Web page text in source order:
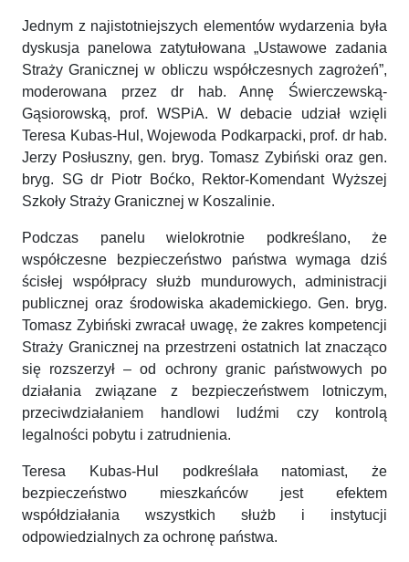
Jednym z najistotniejszych elementów wydarzenia była
dyskusja panelowa zatytułowana „Ustawowe zadania
Straży Granicznej w obliczu współczesnych zagrożeń”,
moderowana przez dr hab. Annę Świerczewską-
Gąsiorowską, prof. WSPiA. W debacie udział wzięli
Teresa Kubas-Hul, Wojewoda Podkarpacki, prof. dr hab.
Jerzy Posłuszny, gen. bryg. Tomasz Zybiński oraz gen.
bryg. SG dr Piotr Boćko, Rektor-Komendant Wyższej
Szkoły Straży Granicznej w Koszalinie.
Podczas panelu wielokrotnie podkreślano, że
współczesne bezpieczeństwo państwa wymaga dziś
ścisłej współpracy służb mundurowych, administracji
publicznej oraz środowiska akademickiego. Gen. bryg.
Tomasz Zybiński zwracał uwagę, że zakres kompetencji
Straży Granicznej na przestrzeni ostatnich lat znacząco
się rozszerzył – od ochrony granic państwowych po
działania związane z bezpieczeństwem lotniczym,
przeciwdziałaniem handlowi ludźmi czy kontrolą
legalności pobytu i zatrudnienia.
Teresa Kubas-Hul podkreślała natomiast, że
bezpieczeństwo mieszkańców jest efektem
współdziałania wszystkich służb i instytucji
odpowiedzialnych za ochronę państwa.